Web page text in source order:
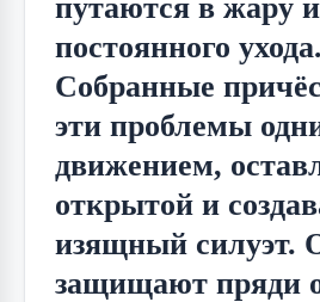
путаются в жару
постоянного ухода.
Собранные
эти проблемы
движением,
открытой и
изящный силуэт.
защищают пряди